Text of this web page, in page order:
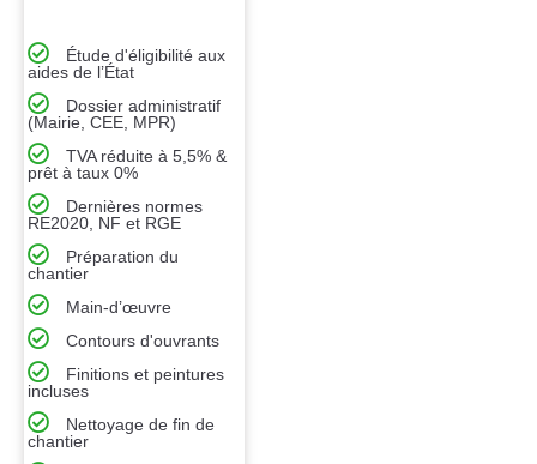
Étude d'éligibilité aux
aides de l’État
Dossier administratif
(Mairie, CEE, MPR)
TVA réduite à 5,5% &
prêt à taux 0%
Dernières normes
RE2020, NF et RGE
Préparation du
chantier
Main-d’œuvre
Contours d'ouvrants
Finitions et peintures
incluses
Nettoyage de fin de
chantier